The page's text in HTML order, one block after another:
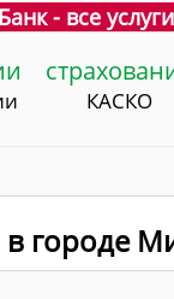
- все услуги
КАСКО
городе